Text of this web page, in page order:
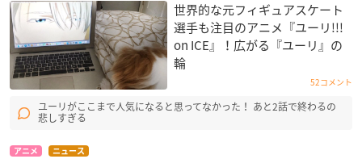
世界的な元フィギュアスケート
選手も注目のアニメ『ユーリ!!!
on ICE』！広がる『ユーリ』の
輪
52コメント
ユーリがここまで人気になると思ってなかった！ あと2話で終わるの
悲しすぎる
アニメ ニュース